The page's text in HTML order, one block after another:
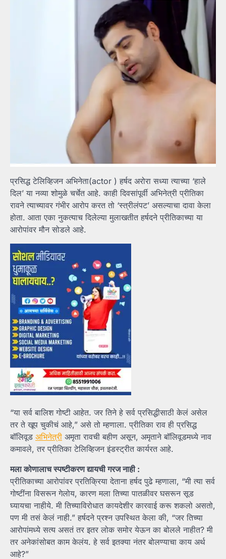
प्रसिद्ध टेलिव्हिजन अभिनेता(actor ) हर्षद अरोरा सध्या त्याच्या ‘हाले
दिल’ या नव्या शोमुळे चर्चेत आहे. काही दिवसांपूर्वी अभिनेत्री प्रीतिका
रावने त्याच्यावर गंभीर आरोप करत तो ‘स्त्रीलंपट’ असल्याचा दावा केला
होता. आता एका नुकत्याच दिलेल्या मुलाखतीत हर्षदने प्रीतिकाच्या या
आरोपांवर मौन सोडले आहे.
“या सर्व बालिश गोष्टी आहेत. जर तिने हे सर्व प्रसिद्धीसाठी केलं असेल
तर ते खूप चुकीचं आहे,” असे तो म्हणाला. प्रीतिका राव ही प्रसिद्ध
बॉलिवूड अभिनेत्री अमृता रावची बहीण असून, अमृताने बॉलिवूडमध्ये नाव
कमावले, तर प्रीतिका टेलिव्हिजन इंडस्ट्रीत कार्यरत आहे.
मला कोणालाच स्पष्टीकरण द्यायची गरज नाही :
प्रीतिकाच्या आरोपांवर प्रतिक्रिया देताना हर्षद पुढे म्हणाला, “मी त्या सर्व
गोष्टींना विसरून गेलोय, कारण मला तिच्या पातळीवर घसरून सूड
घ्यायचा नाहीये. मी तिच्याविरोधात कायदेशीर कारवाई करू शकलो असतो,
पण मी तसं केलं नाही.” हर्षदने प्रश्न उपस्थित केला की, “जर तिच्या
आरोपांमध्ये सत्य असतं तर इतर लोक समोर येऊन का बोलले नाहीत? मी
तर अनेकांसोबत काम केलंय. हे सर्व इतक्या नंतर बोलण्याचा काय अर्थ
आहे?”